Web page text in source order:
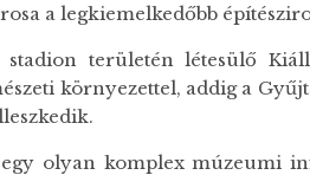
a legkiemelkedőbb
területén létesülő
környezettel, addig a
olyan komplex múzeumi